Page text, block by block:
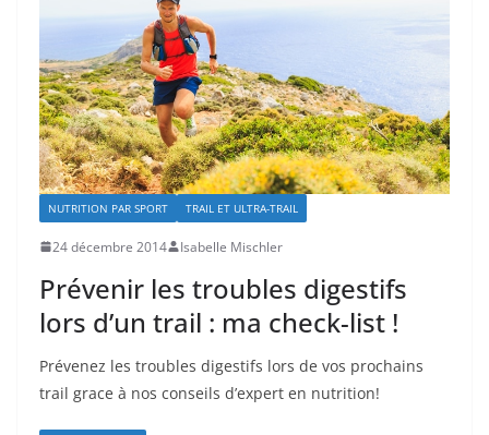
NUTRITION PAR SPORT TRAIL ET ULTRA-TRAIL
24 décembre 2014 Isabelle Mischler
Prévenir les troubles digestifs
lors d’un trail : ma check-list !
Prévenez les troubles digestifs lors de vos prochains
trail grace à nos conseils d’expert en nutrition!